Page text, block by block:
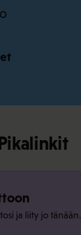
ja liity jo tänään.